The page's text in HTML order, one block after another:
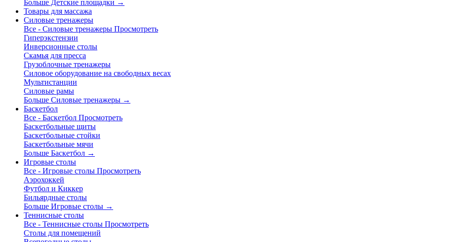
Больше Детские площадки →
Товары для массажа
Силовые тренажеры
Все - Силовые тренажеры Просмотреть
Гиперэкстензии
Инверсионные столы
Скамья для пресса
Грузоблочные тренажеры
Силовое оборудование на свободных весах
Мультистанции
Силовые рамы
Больше Силовые тренажеры →
Баскетбол
Все - Баскетбол Просмотреть
Баскетбольные щиты
Баскетбольные стойки
Баскетбольные мячи
Больше Баскетбол →
Игровые столы
Все - Игровые столы Просмотреть
Аэрохоккей
Футбол и Киккер
Бильярдные столы
Больше Игровые столы →
Теннисные столы
Все - Теннисные столы Просмотреть
Столы для помещений